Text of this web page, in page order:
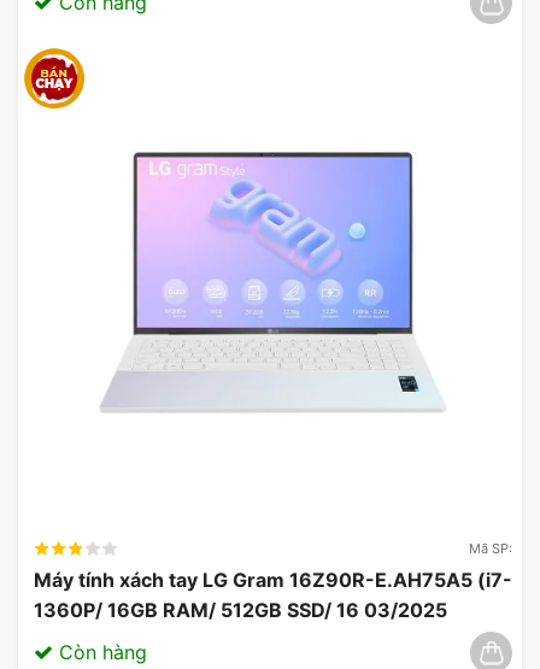
Mã SP:
Máy tính xách tay LG Gram 16Z90R-E.AH75A5 (i7-
1360P/ 16GB RAM/ 512GB SSD/ 16 03/2025
Còn hàng